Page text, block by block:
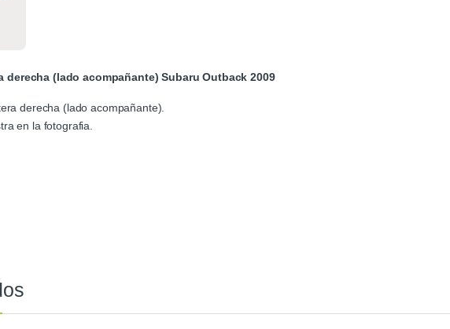
derecha (lado acompañante) Subaru Outback 2009
derecha (lado acompañante).
en la fotografia.